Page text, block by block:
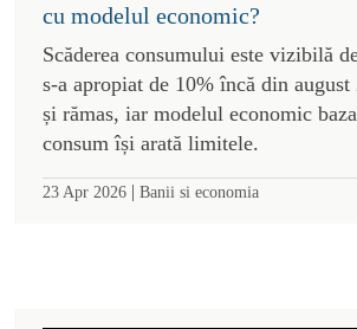
cu modelul economic?
Scăderea consumului este vizibilă
s-a apropiat de 10% încă din august
și rămas, iar modelul economic
consum își arată limitele.
23 Apr 2026 | Banii si economia